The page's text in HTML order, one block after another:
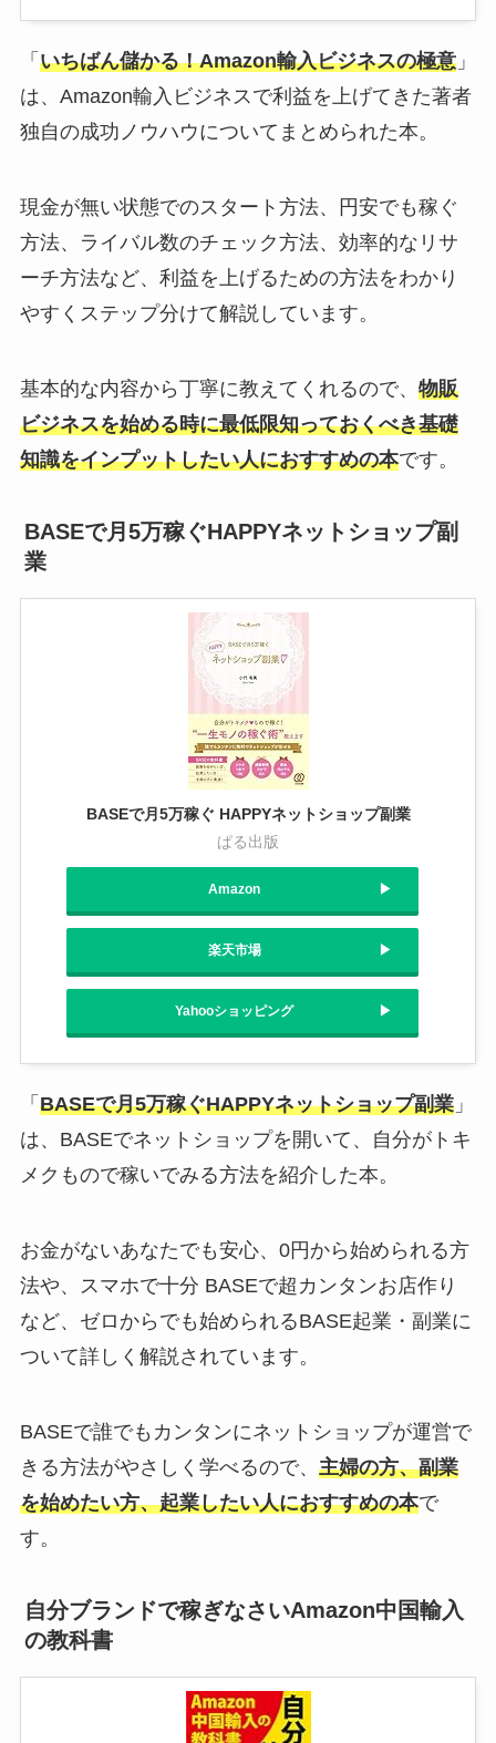
「 いちばん儲かる！Amazon輸入ビジネスの極意」
は、Amazon輸入ビジネスで利益を上げてきた著者
独自の成功ノウハウについてまとめられた本。
現金が無い状態でのスタート方法、円安でも稼ぐ
方法、ライバル数のチェック方法、効率的なリサ
ーチ方法など、利益を上げるための方法をわかり
やすくステップ分けて解説しています。
基本的な内容から丁寧に教えてくれるので、 物販
ビジネスを始める時に最低限知っておくべき基礎
知識をインプットしたい人におすすめの本です。
BASEで月5万稼ぐHAPPYネットショップ副
業
BASEで月5万稼ぐ HAPPYネットショップ副業
ぱる出版
Amazon
楽天市場
Yahooショッピング
「 BASEで月5万稼ぐHAPPYネットショップ副業」
は、BASEでネットショップを開いて、自分がトキ
メクもので稼いでみる方法を紹介した本。
お金がないあなたでも安心、0円から始められる方
法や、スマホで十分 BASEで超カンタンお店作り
など、ゼロからでも始められるBASE起業・副業に
ついて詳しく解説されています。
BASEで誰でもカンタンにネットショップが運営で
きる方法がやさしく学べるので、 主婦の方、副業
を始めたい方、起業したい人におすすめの本で
す。
自分ブランドで稼ぎなさいAmazon中国輸入
の教科書